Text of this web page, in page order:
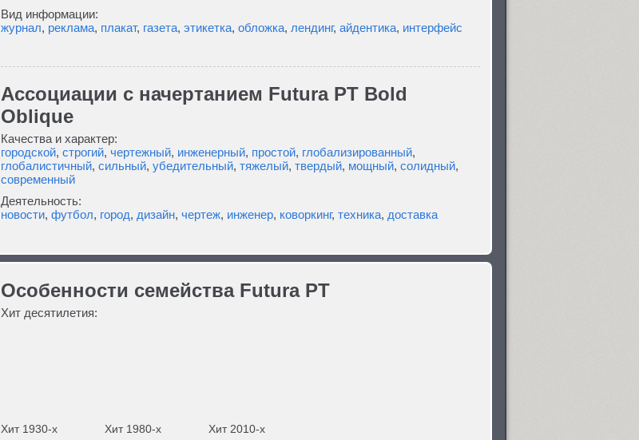
Вид информации:
журнал, реклама, плакат, газета, этикетка, обложка, лендинг, айдентика, интерфейс
Ассоциации c начертанием Futura PT Bold
Oblique
Качества и характер:
городской, строгий, чертежный, инженерный, простой, глобализированный,
глобалистичный, сильный, убедительный, тяжелый, твердый, мощный, солидный,
современный
Деятельность:
новости, футбол, город, дизайн, чертеж, инженер, коворкинг, техника, доставка
Особенности семейства Futura PT
Хит десятилетия:
Хит 1930-х Хит 1980-х Хит 2010-х